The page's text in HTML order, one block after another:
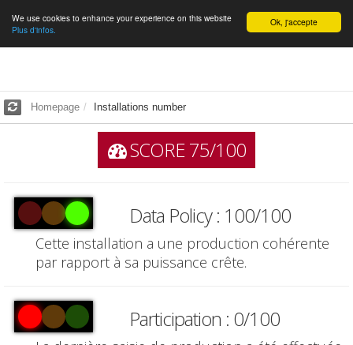
English Ok, j'accepte
We use cookies to enhance your experience on this website
Plus d'infos.
Homepage Installations number
SCORE 75/100
Data Policy : 100/100
Cette installation a une production cohérente
par rapport à sa puissance crête.
Participation : 0/100